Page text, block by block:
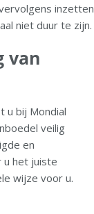
inzetten
niet duur te zijn.
van
u bij Mondial
veilig
en
u het juiste
wijze voor u.